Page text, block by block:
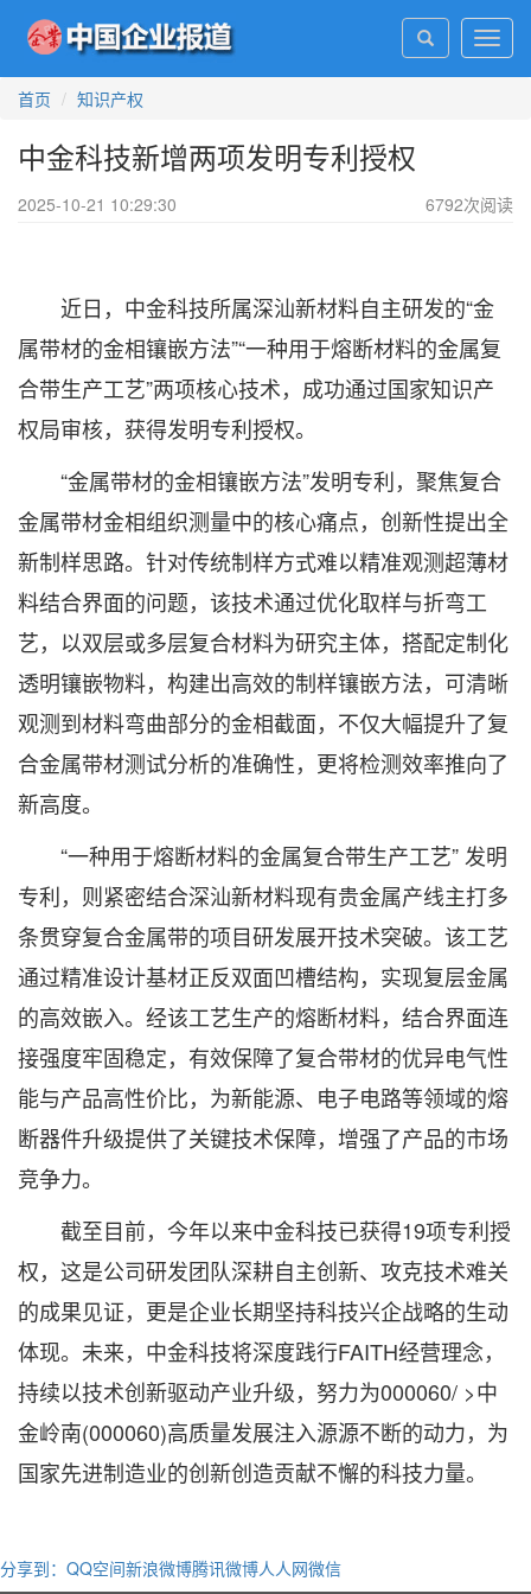
首页
知识产权
中金科技新增两项发明专利授权
2025-10-21 10:29:30 6792次阅读
近日，中金科技所属深汕新材料自主研发的“金
属带材的金相镶嵌方法”“一种用于熔断材料的金属复
合带生产工艺”两项核心技术，成功通过国家知识产
权局审核，获得发明专利授权。
“金属带材的金相镶嵌方法”发明专利，聚焦复合
金属带材金相组织测量中的核心痛点，创新性提出全
新制样思路。针对传统制样方式难以精准观测超薄材
料结合界面的问题，该技术通过优化取样与折弯工
艺，以双层或多层复合材料为研究主体，搭配定制化
透明镶嵌物料，构建出高效的制样镶嵌方法，可清晰
观测到材料弯曲部分的金相截面，不仅大幅提升了复
合金属带材测试分析的准确性，更将检测效率推向了
新高度。
“一种用于熔断材料的金属复合带生产工艺” 发明
专利，则紧密结合深汕新材料现有贵金属产线主打多
条贯穿复合金属带的项目研发展开技术突破。该工艺
通过精准设计基材正反双面凹槽结构，实现复层金属
的高效嵌入。经该工艺生产的熔断材料，结合界面连
接强度牢固稳定，有效保障了复合带材的优异电气性
能与产品高性价比，为新能源、电子电路等领域的熔
断器件升级提供了关键技术保障，增强了产品的市场
竞争力。
截至目前，今年以来中金科技已获得19项专利授
权，这是公司研发团队深耕自主创新、攻克技术难关
的成果见证，更是企业长期坚持科技兴企战略的生动
体现。未来，中金科技将深度践行FAITH经营理念，
持续以技术创新驱动产业升级，努力为000060/ >中
金岭南(000060)高质量发展注入源源不断的动力，为
国家先进制造业的创新创造贡献不懈的科技力量。
分享到： QQ空间新浪微博腾讯微博人人网微信